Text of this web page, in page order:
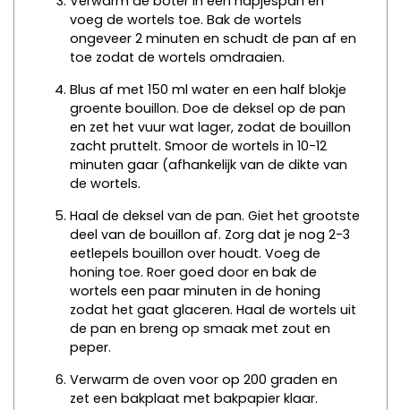
voeg de wortels toe. Bak de wortels
ongeveer 2 minuten en schudt de pan af en
toe zodat de wortels omdraaien.
Blus af met 150 ml water en een half blokje
groente bouillon. Doe de deksel op de pan
en zet het vuur wat lager, zodat de bouillon
zacht pruttelt. Smoor de wortels in 10-12
minuten gaar (afhankelijk van de dikte van
de wortels.
Haal de deksel van de pan. Giet het grootste
deel van de bouillon af. Zorg dat je nog 2-3
eetlepels bouillon over houdt. Voeg de
honing toe. Roer goed door en bak de
wortels een paar minuten in de honing
zodat het gaat glaceren. Haal de wortels uit
de pan en breng op smaak met zout en
peper.
Verwarm de oven voor op 200 graden en
zet een bakplaat met bakpapier klaar.